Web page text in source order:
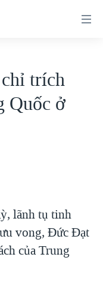
QUÁ KHỨ VÀ HIỆN
trích
Quốc ở
lãnh tụ tinh
vong, Đức Đạt
của Trung